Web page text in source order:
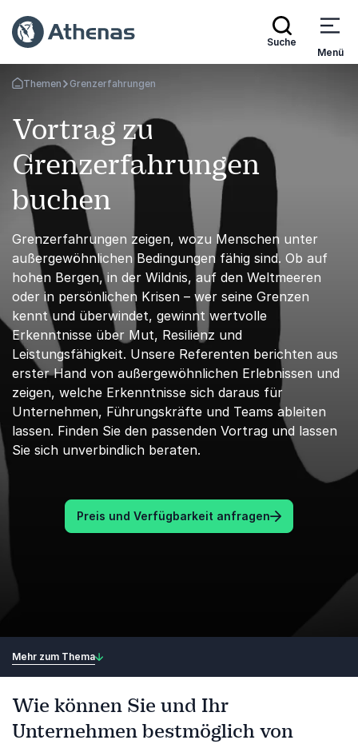
Suche
Menü
Zurück zur Startseite
Themen Grenzerfahrungen
Vortrag zu
Grenzerfahrungen
buchen
Grenzerfahrungen zeigen, wozu Menschen unter
außergewöhnlichen Bedingungen fähig sind. Ob auf
hohen Bergen, in der Wildnis, auf den Weltmeeren
oder in persönlichen Krisen – wer seine Grenzen
kennt und überwindet, gewinnt wertvolle
Erkenntnisse über Mut, Resilienz und
Leistungsfähigkeit. Unsere Referenten berichten aus
erster Hand von außergewöhnlichen Erlebnissen und
zeigen, welche Erkenntnisse sich daraus für
Unternehmen, Führungskräfte und Teams ableiten
lassen. Finden Sie den passenden Vortrag und lassen
Sie sich unverbindlich beraten.
Preis und Verfügbarkeit anfragen
Mehr zum Thema
Wie können Sie und Ihr
Unternehmen bestmöglich von